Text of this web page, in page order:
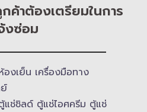
ค้าต้องเตรียมในการ
งซ่อม
งเย็น เครื่องมือทาง
แช่ชิลด์ ตู้แช่ไอศครีม ตู้แช่